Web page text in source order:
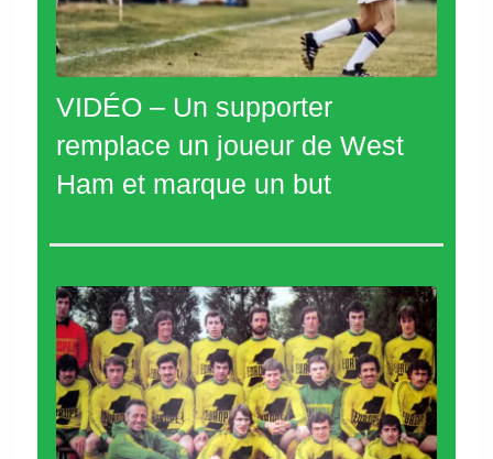
VIDÉO – Un supporter
remplace un joueur de West
Ham et marque un but